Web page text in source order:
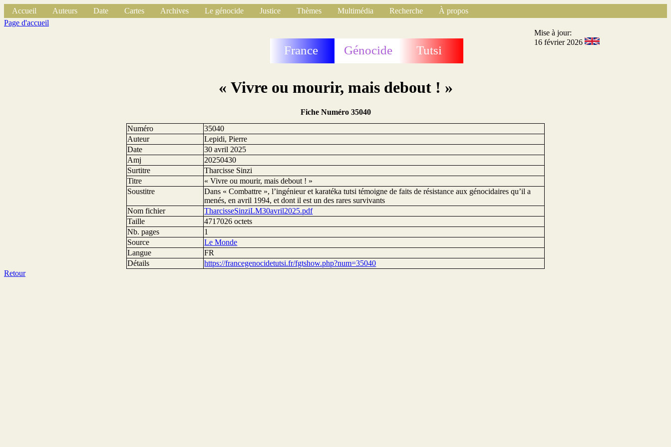
Accueil Auteurs Date Cartes Archives Le génocide Justice Thèmes Multimédia Recherche
À propos
Page d'accueil
France Génocide Tutsi
Mise à jour:
16 février 2026
« Vivre ou mourir, mais debout ! »
Fiche Numéro 35040
Numéro
35040
Auteur
Lepidi, Pierre
Date
30 avril 2025
Amj
20250430
Surtitre
Tharcisse Sinzi
Titre
« Vivre ou mourir, mais debout ! »
Soustitre
Dans « Combattre », l’ingénieur et karatéka tutsi témoigne de faits de résistance aux génocidaires qu’il a
menés, en avril 1994, et dont il est un des rares survivants
Nom fichier
TharcisseSinziLM30avril2025.pdf
Taille
4717026 octets
Nb. pages
1
Source
Le Monde
Langue
FR
Détails
https://francegenocidetutsi.fr/fgtshow.php?num=35040
Retour